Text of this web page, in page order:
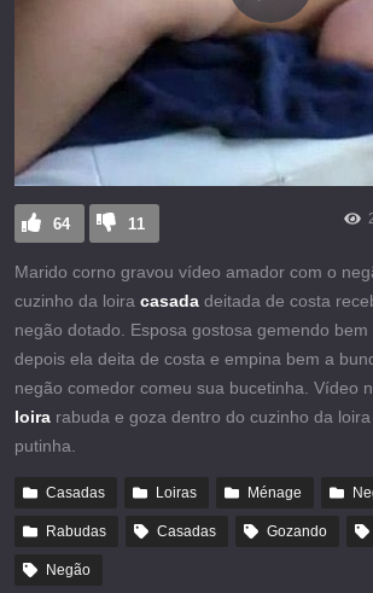
64 11
Marido corno gravou vídeo amador com o
cuzinho da loira casada deitada de costa
negão dotado. Esposa gostosa gemendo bem
depois ela deita de costa e empina bem a
negão comedor comeu sua bucetinha. Vídeo
loira rabuda e goza dentro do cuzinho da
putinha.
Casadas Loiras Ménage
Rabudas Casadas Gozando
Negão